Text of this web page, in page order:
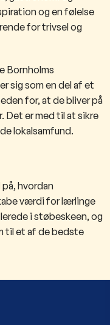
og en følelse
for trivsel og
Bornholms
sig som en del af et
for, at de bliver på
Det er med til at sikre
lokalsamfund.
hvordan
værdi for lærlinge
i støbeskeen, og
til et af de bedste